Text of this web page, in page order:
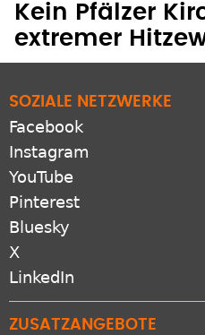
Kein Pfälzer
extremer
SOZIALE NETZWERKE
Facebook
Instagram
YouTube
Pinterest
Bluesky
X
LinkedIn
ZUSATZANGEBOTE